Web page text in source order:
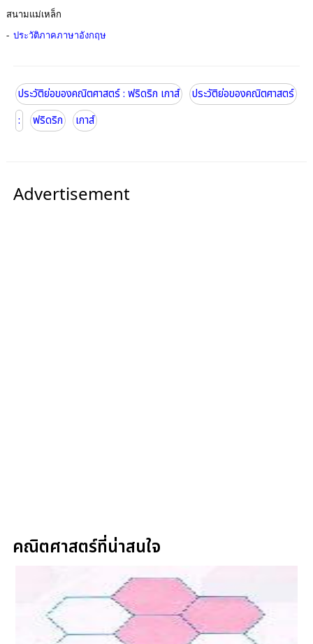
สนามแม่เหล็ก
- ประวัติภาคภาษาอังกฤษ
ประวัติย่อของคณิตศาสตร์ : ฟริดริก เกาส์
ประวัติย่อของคณิตศาสตร์
:
ฟริดริก เกาส์
Advertisement
คณิตศาสตร์ที่น่าสนใจ